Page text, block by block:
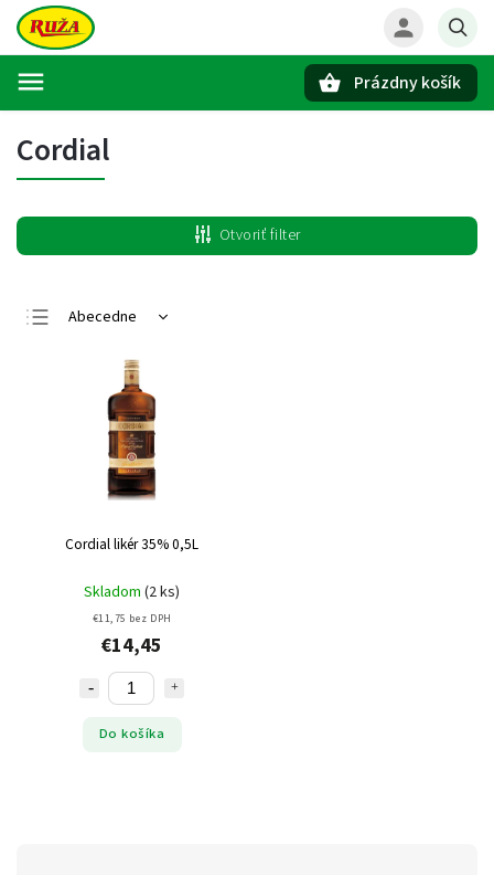
Prázdny košík
Cordial
Otvoriť filter
Abecedne
Najdrahšie
Najpredávanejšie
Cordial likér 35% 0,5L
Skladom (2 ks)
€11,75 bez DPH
€14,45
Do košíka